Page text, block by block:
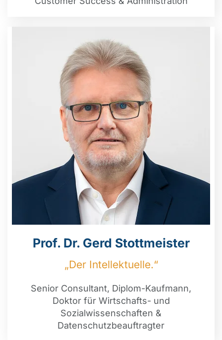
Prof. Dr. Gerd Stottmeister
„Der Intellektuelle.“
Senior Consultant, Diplom-Kaufmann,
Doktor für Wirtschafts- und
Sozialwissenschaften &
Datenschutzbeauftragter